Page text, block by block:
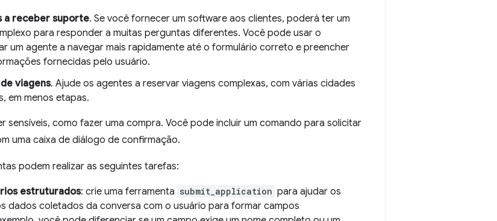
a receber suporte. Se você fornecer um software aos clientes, poderá ter um
para responder a muitas perguntas diferentes. Você pode usar o
um agente a navegar mais rapidamente até o formulário correto e preencher
fornecidas pelo usuário.
viagens. Ajude os agentes a reservar viagens complexas, com várias cidades
em menos etapas.
sensíveis, como fazer uma compra. Você pode incluir um comando para solicitar
uma caixa de diálogo de confirmação.
podem realizar as seguintes tarefas:
estruturados: crie uma ferramenta submit_application para ajudar os
dados coletados da conversa com o usuário para formar campos